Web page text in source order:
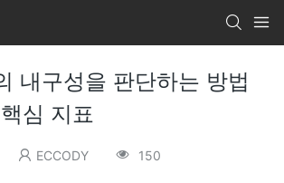
내구성을 판단하는 방법
심 지표
ECCODY 150